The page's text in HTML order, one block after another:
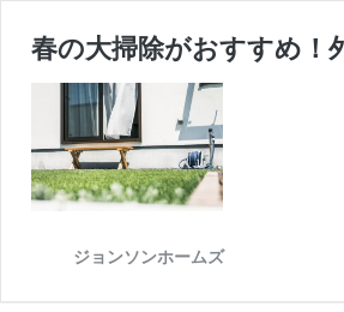
春の大掃除がおすすめ！
ジョンソンホームズ